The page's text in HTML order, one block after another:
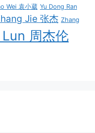
Wei 袁小葳 Yu Dong Ran
Jie 张杰 Zhang
周杰伦